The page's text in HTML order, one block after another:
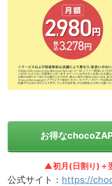
お得な
▲初月(日割り)＋
公式サイト： https://